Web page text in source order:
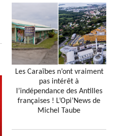
Les Caraïbes n’ont vraiment
pas intérêt à
l’indépendance des Antilles
françaises ! L’Opi’News de
Michel Taube